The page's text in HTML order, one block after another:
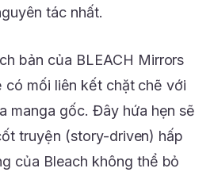
tác nhất.
bản của BLEACH Mirrors
có mối liên kết chặt chẽ với
manga gốc. Đây hứa hẹn sẽ
truyện (story-driven) hấp
của Bleach không thể bỏ